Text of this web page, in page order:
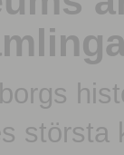
största